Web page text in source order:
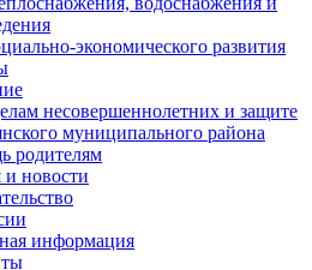
экономического развития
несовершеннолетних и защите
муниципального района
родителям
новости
информация